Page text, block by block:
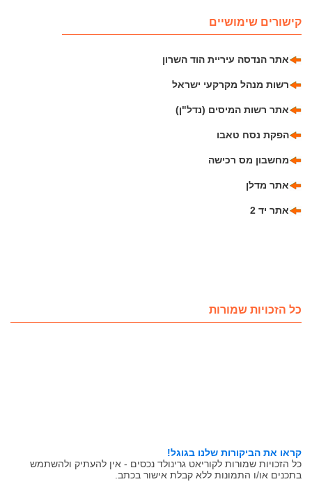
קישורים שימושיים
אתר הנדסה עיריית הוד השרון
רשות מנהל מקרקעי ישראל
אתר רשות המיסים (נדל"ן)
הפקת נסח טאבו
מחשבון מס רכישה
אתר מדלן
אתר יד 2
כל הזכויות שמורות
קראו את הביקורות שלנו בגוגל!
כל הזכויות שמורות לקוריאט גרינולד נכסים - אין להעתיק ולהשתמש
בתכנים או/ו התמונות ללא קבלת אישור בכתב.